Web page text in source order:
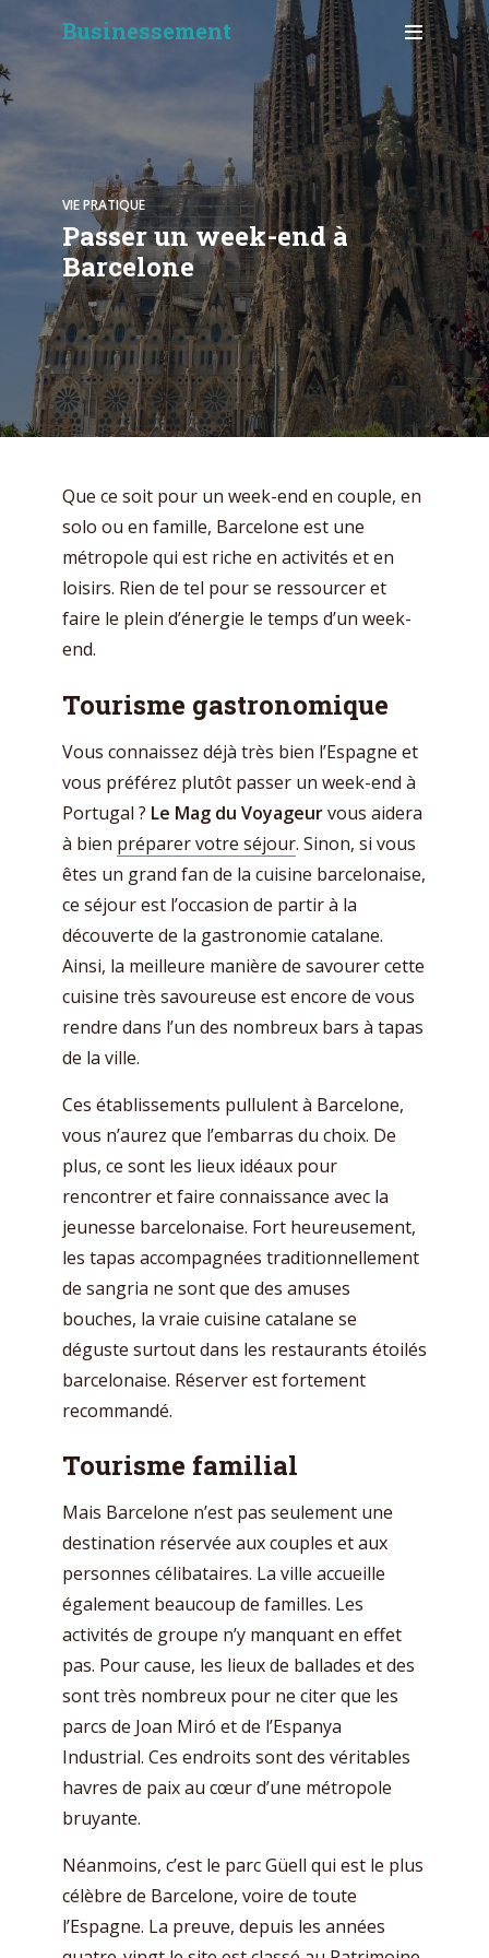
Businessement
VIE PRATIQUE
Passer un week-end à
Barcelone
Que ce soit pour un week-end en couple, en
solo ou en famille, Barcelone est une
métropole qui est riche en activités et en
loisirs. Rien de tel pour se ressourcer et
faire le plein d’énergie le temps d’un week-
end.
Tourisme gastronomique
Vous connaissez déjà très bien l’Espagne et
vous préférez plutôt passer un week-end à
Portugal ? Le Mag du Voyageurvous aidera
à bien préparer votre séjour. Sinon, si vous
êtes un grand fan de la cuisine barcelonaise,
ce séjour est l’occasion de partir à la
découverte de la gastronomie catalane.
Ainsi, la meilleure manière de savourer cette
cuisine très savoureuse est encore de vous
rendre dans l’un des nombreux bars à tapas
de la ville.
Ces établissements pullulent à Barcelone,
vous n’aurez que l’embarras du choix. De
plus, ce sont les lieux idéaux pour
rencontrer et faire connaissance avec la
jeunesse barcelonaise. Fort heureusement,
les tapas accompagnées traditionnellement
de sangria ne sont que des amuses
bouches, la vraie cuisine catalane se
déguste surtout dans les restaurants étoilés
barcelonaise. Réserver est fortement
recommandé.
Tourisme familial
Mais Barcelone n’est pas seulement une
destination réservée aux couples et aux
personnes célibataires. La ville accueille
également beaucoup de familles. Les
activités de groupe n’y manquant en effet
pas. Pour cause, les lieux de ballades et des
sont très nombreux pour ne citer que les
parcs de Joan Miró et de l’Espanya
Industrial. Ces endroits sont des véritables
havres de paix au cœur d’une métropole
bruyante.
Néanmoins, c’est le parc Güell qui est le plus
célèbre de Barcelone, voire de toute
l’Espagne. La preuve, depuis les années